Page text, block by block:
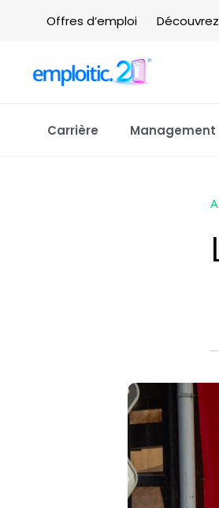
Offres d’emploi
Carrière Management